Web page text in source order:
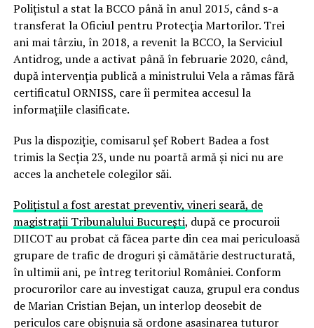
Polițistul a stat la BCCO până în anul 2015, când s-a
transferat la Oficiul pentru Protecția Martorilor. Trei
ani mai târziu, în 2018, a revenit la BCCO, la Serviciul
Antidrog, unde a activat până în februarie 2020, când,
după intervenția publică a ministrului Vela a rămas fără
certificatul ORNISS, care îi permitea accesul la
informațiile clasificate.
Pus la dispoziție, comisarul șef Robert Badea a fost
trimis la Secția 23, unde nu poartă armă și nici nu are
acces la anchetele colegilor săi.
Polițistul a fost arestat preventiv, vineri seară, de
magistrații Tribunalului București, după ce procuroii
DIICOT au probat că făcea parte din cea mai periculoasă
grupare de trafic de droguri și cămătărie destructurată,
în ultimii ani, pe întreg teritoriul României. Conform
procurorilor care au investigat cauza, grupul era condus
de Marian Cristian Bejan, un interlop deosebit de
periculos care obișnuia să ordone asasinarea tuturor